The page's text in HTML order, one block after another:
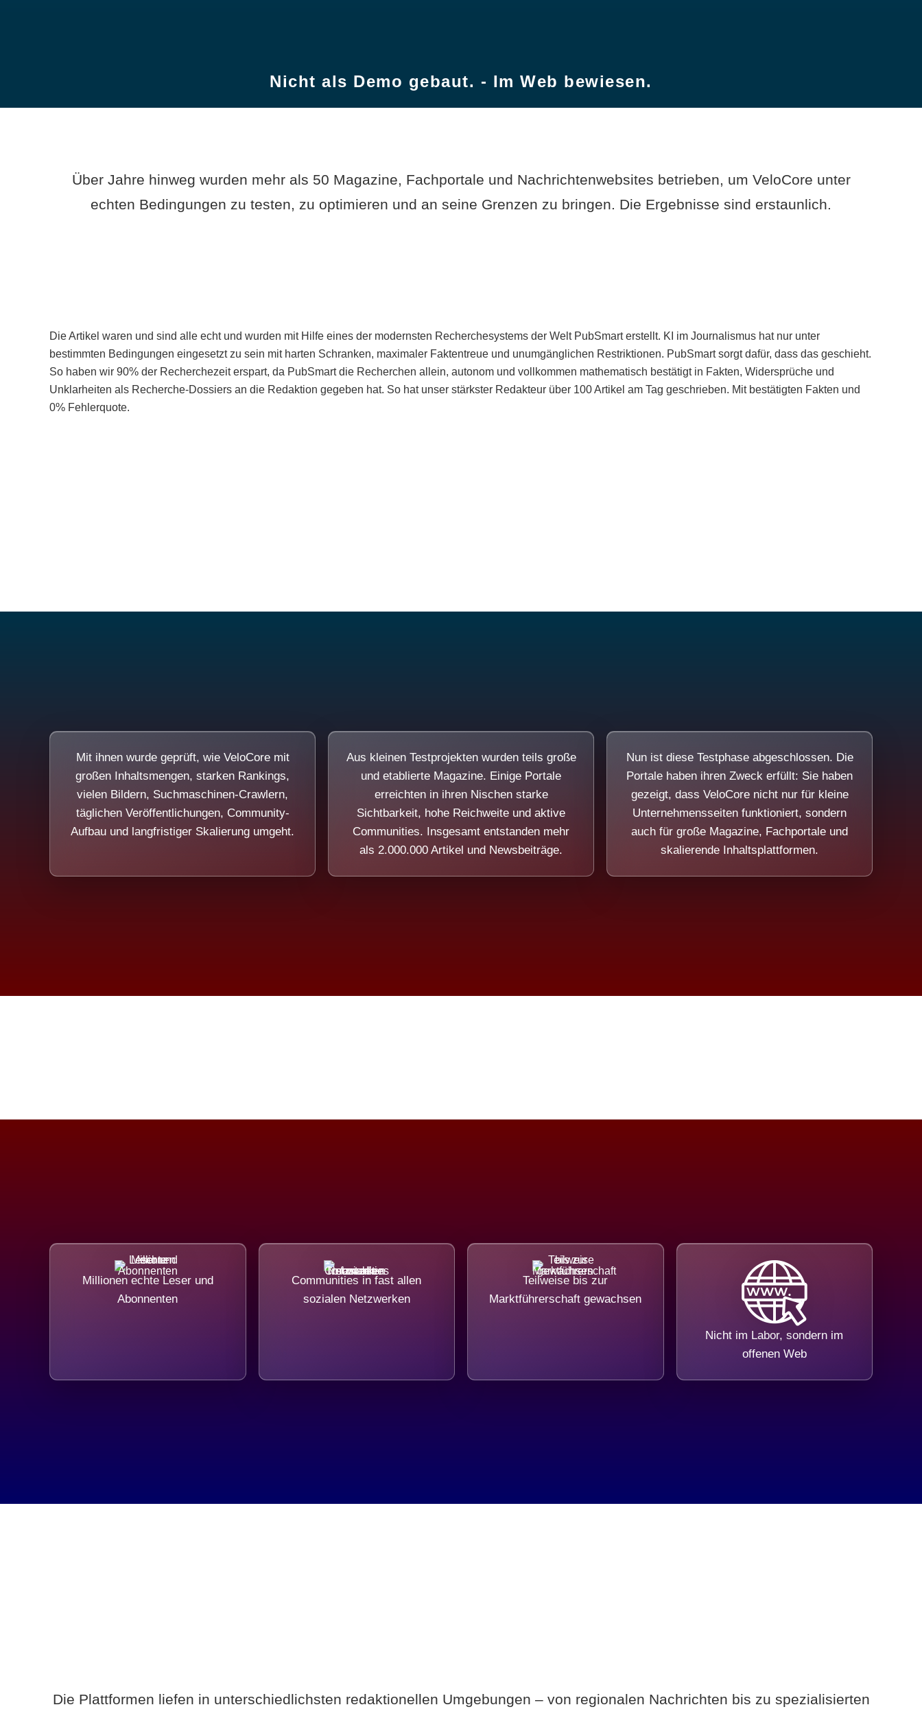
Nicht als Demo gebaut. - Im Web bewiesen.
Über Jahre hinweg wurden mehr als 50 Magazine, Fachportale und Nachrichtenwebsites betrieben, um VeloCore unter
echten Bedingungen zu testen, zu optimieren und an seine Grenzen zu bringen. Die Ergebnisse sind erstaunlich.
Die Artikel waren und sind alle echt und wurden mit Hilfe eines der modernsten Recherchesystems der Welt PubSmart erstellt. KI im Journalismus hat nur unter
bestimmten Bedingungen eingesetzt zu sein mit harten Schranken, maximaler Faktentreue und unumgänglichen Restriktionen. PubSmart sorgt dafür, dass das geschieht.
So haben wir 90% der Recherchezeit erspart, da PubSmart die Recherchen allein, autonom und vollkommen mathematisch bestätigt in Fakten, Widersprüche und
Unklarheiten als Recherche-Dossiers an die Redaktion gegeben hat. So hat unser stärkster Redakteur über 100 Artikel am Tag geschrieben. Mit bestätigten Fakten und
0% Fehlerquote.
Mit ihnen wurde geprüft, wie VeloCore mit
großen Inhaltsmengen, starken Rankings,
vielen Bildern, Suchmaschinen-Crawlern,
täglichen Veröffentlichungen, Community-
Aufbau und langfristiger Skalierung umgeht.
Aus kleinen Testprojekten wurden teils große
und etablierte Magazine. Einige Portale
erreichten in ihren Nischen starke
Sichtbarkeit, hohe Reichweite und aktive
Communities. Insgesamt entstanden mehr
als 2.000.000 Artikel und Newsbeiträge.
Nun ist diese Testphase abgeschlossen. Die
Portale haben ihren Zweck erfüllt: Sie haben
gezeigt, dass VeloCore nicht nur für kleine
Unternehmensseiten funktioniert, sondern
auch für große Magazine, Fachportale und
skalierende Inhaltsplattformen.
Millionen echte Leser und
Abonnenten
Communities in fast allen
sozialen Netzwerken
Teilweise bis zur
Marktführerschaft gewachsen
Nicht im Labor, sondern im
offenen Web
Die Plattformen liefen in unterschiedlichsten redaktionellen Umgebungen – von regionalen Nachrichten bis zu spezialisierten